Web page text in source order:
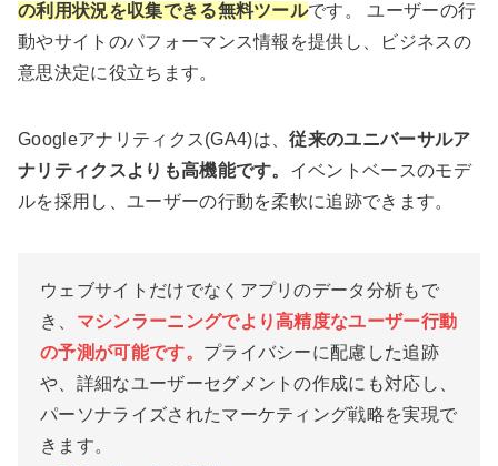
の利用状況を収集できる無料ツールです。 ユーザーの行
動やサイトのパフォーマンス情報を提供し、ビジネスの
意思決定に役立ちます。
Googleアナリティクス(GA4)は、従来のユニバーサルア
ナリティクスよりも高機能です。 イベントベースのモデ
ルを採用し、ユーザーの行動を柔軟に追跡できます。
ウェブサイトだけでなくアプリのデータ分析もで
き、 マシンラーニングでより高精度なユーザー行動
の予測が可能です。 プライバシーに配慮した追跡
や、詳細なユーザーセグメントの作成にも対応し、
パーソナライズされたマーケティング戦略を実現で
きます。